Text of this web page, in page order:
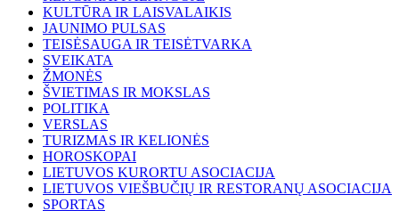
KULTŪRA IR LAISVALAIKIS
JAUNIMO PULSAS
TEISĖSAUGA IR TEISĖTVARKA
SVEIKATA
ŽMONĖS
ŠVIETIMAS IR MOKSLAS
POLITIKA
VERSLAS
TURIZMAS IR KELIONĖS
HOROSKOPAI
LIETUVOS KURORTU ASOCIACIJA
LIETUVOS VIEŠBUČIŲ IR RESTORANŲ ASOCIACIJA
SPORTAS